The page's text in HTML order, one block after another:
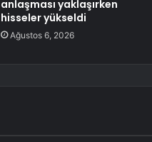
anlaşması yaklaşırken
hisseler yükseldi
Ağustos 6, 2026